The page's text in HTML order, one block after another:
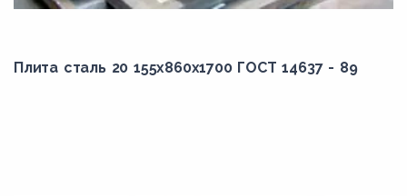
Плита сталь 20 155x860x1700 ГОСТ 14637 - 89